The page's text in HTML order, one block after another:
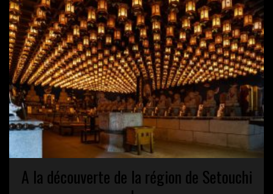
A la découverte de la région de Setouchi